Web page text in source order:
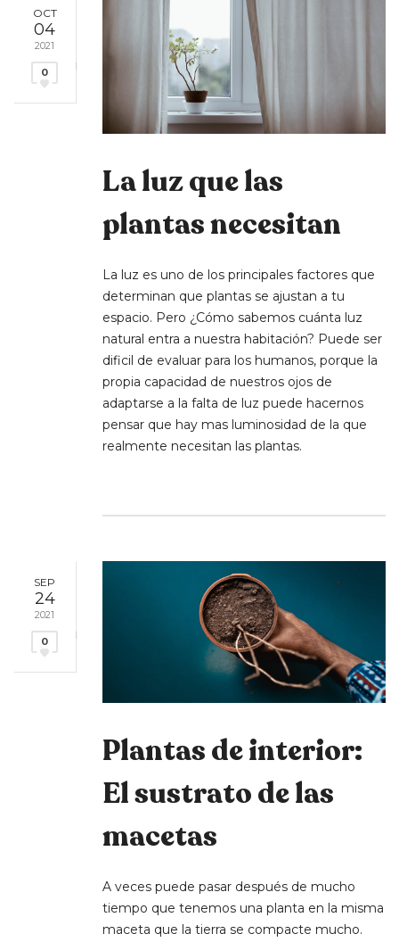
OCT
04
2021
0
La luz que las
plantas necesitan
La luz es uno de los principales factores que
determinan que plantas se ajustan a tu
espacio. Pero ¿Cómo sabemos cuánta luz
natural entra a nuestra habitación? Puede ser
dificil de evaluar para los humanos, porque la
propia capacidad de nuestros ojos de
adaptarse a la falta de luz puede hacernos
pensar que hay mas luminosidad de la que
realmente necesitan las plantas.
SEP
24
2021
0
Plantas de interior:
El sustrato de las
macetas
A veces puede pasar después de mucho
tiempo que tenemos una planta en la misma
maceta que la tierra se compacte mucho.